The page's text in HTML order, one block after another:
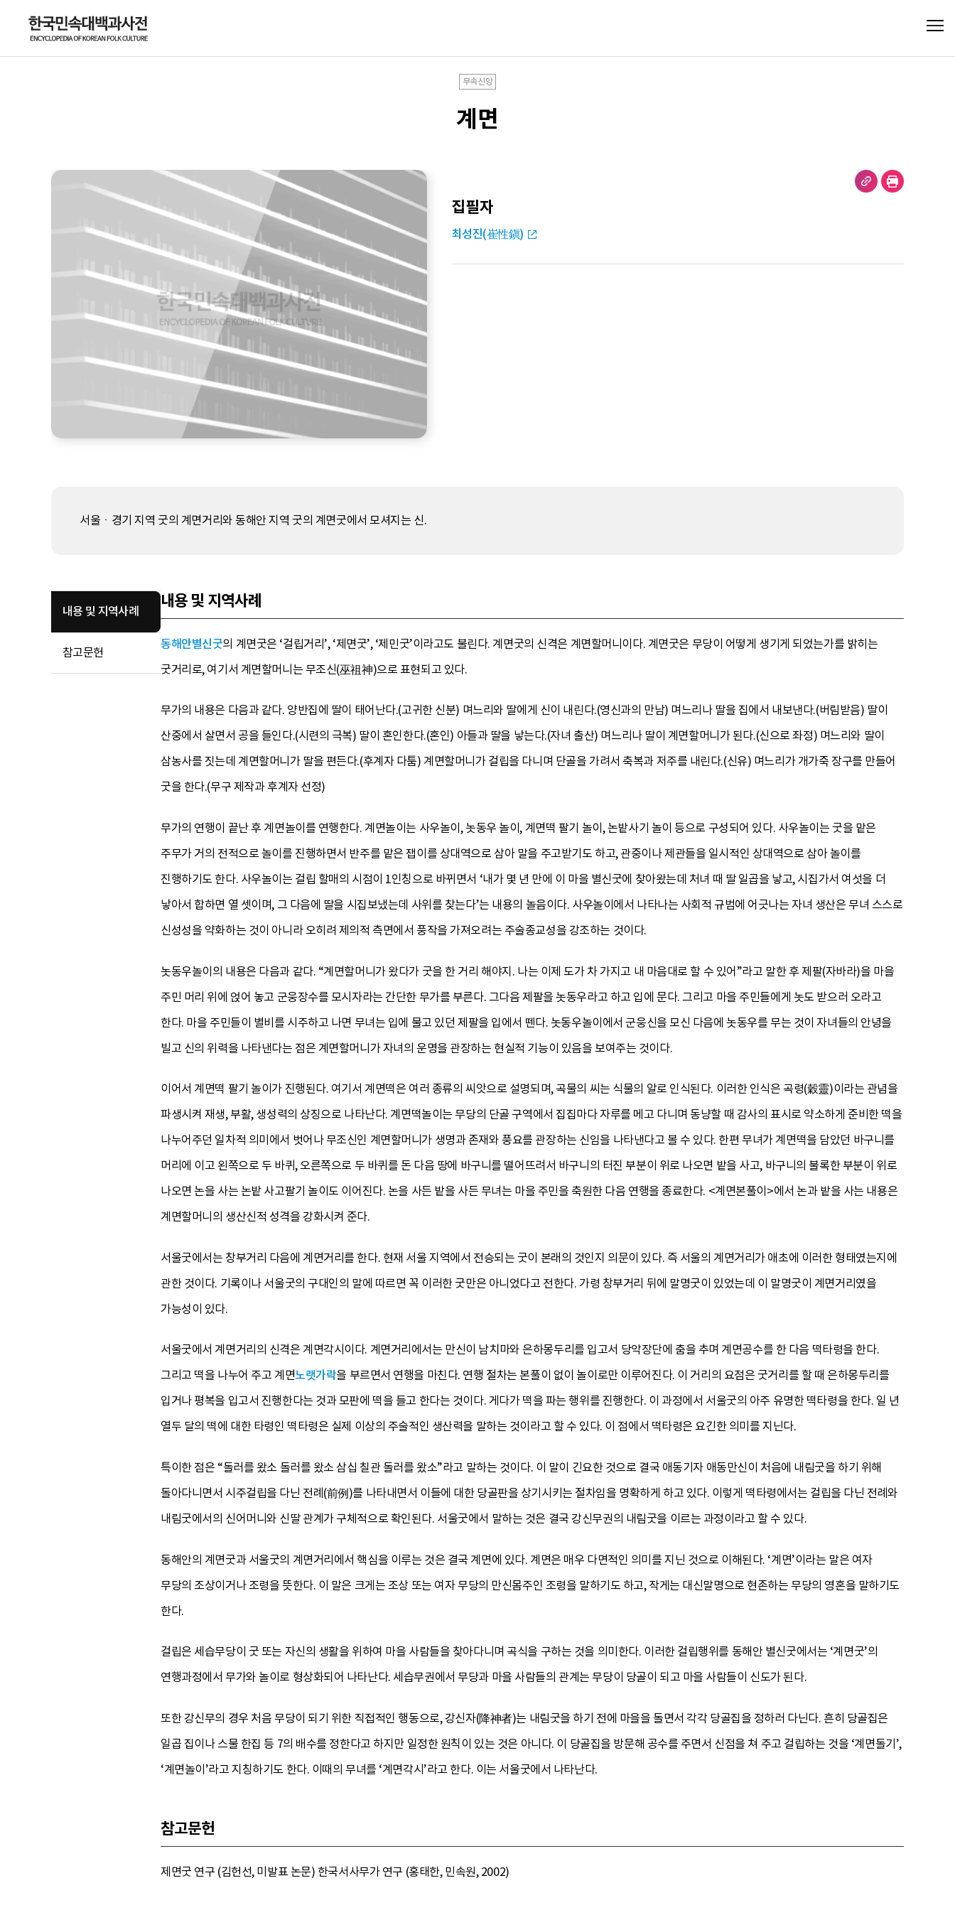
무속신앙
계면
집필자
최성진(崔性鎭)
서울ㆍ경기 지역 굿의 계면거리와 동해안 지역 굿의 계면굿에서 모셔지는 신.
내용 및 지역사례
참고문헌
내용 및 지역사례
동해안별신굿의 계면굿은 ‘걸립거리’, ‘제면굿’, ‘제민굿’이라고도 불린다. 계면굿의 신격은 계면할머니이다. 계면굿은 무당이 어떻게 생기게 되었는가를 밝히는
굿거리로, 여기서 계면할머니는 무조신(巫祖神)으로 표현되고 있다.
무가의 내용은 다음과 같다. 양반집에 딸이 태어난다.(고귀한 신분) 며느리와 딸에게 신이 내린다.(영신과의 만남) 며느리나 딸을 집에서 내보낸다.(버림받음) 딸이
산중에서 살면서 공을 들인다.(시련의 극복) 딸이 혼인한다.(혼인) 아들과 딸을 낳는다.(자녀 출산) 며느리나 딸이 계면할머니가 된다.(신으로 좌정) 며느리와 딸이
삼농사를 짓는데 계면할머니가 딸을 편든다.(후계자 다툼) 계면할머니가 걸립을 다니며 단골을 가려서 축복과 저주를 내린다.(신유) 며느리가 개가죽 장구를 만들어
굿을 한다.(무구 제작과 후계자 선정)
무가의 연행이 끝난 후 계면놀이를 연행한다. 계면놀이는 사우놀이, 놋동우 놀이, 계면떡 팔기 놀이, 논밭사기 놀이 등으로 구성되어 있다. 사우놀이는 굿을 맡은
주무가 거의 전적으로 놀이를 진행하면서 반주를 맡은 잽이를 상대역으로 삼아 말을 주고받기도 하고, 관중이나 제관들을 일시적인 상대역으로 삼아 놀이를
진행하기도 한다. 사우놀이는 걸립 할매의 시점이 1인칭으로 바뀌면서 ‘내가 몇 년 만에 이 마을 별신굿에 찾아왔는데 처녀 때 딸 일곱을 낳고, 시집가서 여섯을 더
낳아서 합하면 열 셋이며, 그 다음에 딸을 시집보냈는데 사위를 찾는다’는 내용의 놀음이다. 사우놀이에서 나타나는 사회적 규범에 어긋나는 자녀 생산은 무녀 스스로
신성성을 약화하는 것이 아니라 오히려 제의적 측면에서 풍작을 가져오려는 주술종교성을 강조하는 것이다.
놋동우놀이의 내용은 다음과 같다. “계면할머니가 왔다가 굿을 한 거리 해야지. 나는 이제 도가 차 가지고 내 마음대로 할 수 있어”라고 말한 후 제팔(자바라)을 마을
주민 머리 위에 얹어 놓고 군웅장수를 모시자라는 간단한 무가를 부른다. 그다음 제팔을 놋동우라고 하고 입에 문다. 그리고 마을 주민들에게 놋도 받으러 오라고
한다. 마을 주민들이 별비를 시주하고 나면 무녀는 입에 물고 있던 제팔을 입에서 뗀다. 놋동우놀이에서 군웅신을 모신 다음에 놋동우를 무는 것이 자녀들의 안녕을
빌고 신의 위력을 나타낸다는 점은 계면할머니가 자녀의 운명을 관장하는 현실적 기능이 있음을 보여주는 것이다.
이어서 계면떡 팔기 놀이가 진행된다. 여기서 계면떡은 여러 종류의 씨앗으로 설명되며, 곡물의 씨는 식물의 알로 인식된다. 이러한 인식은 곡령(穀靈)이라는 관념을
파생시켜 재생, 부활, 생성력의 상징으로 나타난다. 계면떡놀이는 무당의 단골 구역에서 집집마다 자루를 메고 다니며 동냥할 때 감사의 표시로 약소하게 준비한 떡을
나누어주던 일차적 의미에서 벗어나 무조신인 계면할머니가 생명과 존재와 풍요를 관장하는 신임을 나타낸다고 볼 수 있다. 한편 무녀가 계면떡을 담았던 바구니를
머리에 이고 왼쪽으로 두 바퀴, 오른쪽으로 두 바퀴를 돈 다음 땅에 바구니를 떨어뜨려서 바구니의 터진 부분이 위로 나오면 밭을 사고, 바구니의 불록한 부분이 위로
나오면 논을 사는 논밭 사고팔기 놀이도 이어진다. 논을 사든 밭을 사든 무녀는 마을 주민을 축원한 다음 연행을 종료한다. <계면본풀이>에서 논과 밭을 사는 내용은
계면할머니의 생산신적 성격을 강화시켜 준다.
서울굿에서는 창부거리 다음에 계면거리를 한다. 현재 서울 지역에서 전승되는 굿이 본래의 것인지 의문이 있다. 즉 서울의 계면거리가 애초에 이러한 형태였는지에
관한 것이다. 기록이나 서울굿의 구대인의 말에 따르면 꼭 이러한 굿만은 아니었다고 전한다. 가령 창부거리 뒤에 말명굿이 있었는데 이 말명굿이 계면거리였을
가능성이 있다.
서울굿에서 계면거리의 신격은 계면각시이다. 계면거리에서는 만신이 남치마와 은하몽두리를 입고서 당악장단에 춤을 추며 계면공수를 한 다음 떡타령을 한다.
그리고 떡을 나누어 주고 계면노랫가락을 부르면서 연행을 마친다. 연행 절차는 본풀이 없이 놀이로만 이루어진다. 이 거리의 요점은 굿거리를 할 때 은하몽두리를
입거나 평복을 입고서 진행한다는 것과 모판에 떡을 들고 한다는 것이다. 게다가 떡을 파는 행위를 진행한다. 이 과정에서 서울굿의 아주 유명한 떡타령을 한다. 일 년
열두 달의 떡에 대한 타령인 떡타령은 실제 이상의 주술적인 생산력을 말하는 것이라고 할 수 있다. 이 점에서 떡타령은 요긴한 의미를 지닌다.
특이한 점은 “돌러를 왔소 돌러를 왔소 삼십 칠관 돌러를 왔소”라고 말하는 것이다. 이 말이 긴요한 것으로 결국 애동기자 애동만신이 처음에 내림굿을 하기 위해
돌아다니면서 시주걸립을 다닌 전례(前例)를 나타내면서 이들에 대한 당골판을 상기시키는 절차임을 명확하게 하고 있다. 이렇게 떡타령에서는 걸립을 다닌 전례와
내림굿에서의 신어머니와 신딸 관계가 구체적으로 확인된다. 서울굿에서 말하는 것은 결국 강신무권의 내림굿을 이르는 과정이라고 할 수 있다.
동해안의 계면굿과 서울굿의 계면거리에서 핵심을 이루는 것은 결국 계면에 있다. 계면은 매우 다면적인 의미를 지닌 것으로 이해된다. ‘계면’이라는 말은 여자
무당의 조상이거나 조령을 뜻한다. 이 말은 크게는 조상 또는 여자 무당의 만신몸주인 조령을 말하기도 하고, 작게는 대신말명으로 현존하는 무당의 영혼을 말하기도
한다.
걸립은 세습무당이 굿 또는 자신의 생활을 위하여 마을 사람들을 찾아다니며 곡식을 구하는 것을 의미한다. 이러한 걸립행위를 동해안 별신굿에서는 ‘계면굿’의
연행과정에서 무가와 놀이로 형상화되어 나타난다. 세습무권에서 무당과 마을 사람들의 관계는 무당이 당골이 되고 마을 사람들이 신도가 된다.
또한 강신무의 경우 처음 무당이 되기 위한 직접적인 행동으로, 강신자(降神者)는 내림굿을 하기 전에 마을을 돌면서 각각 당골집을 정하러 다닌다. 흔히 당골집은
일곱 집이나 스물 한집 등 7의 배수를 정한다고 하지만 일정한 원칙이 있는 것은 아니다. 이 당골집을 방문해 공수를 주면서 신점을 쳐 주고 걸립하는 것을 ‘계면돌기’,
‘계면놀이’라고 지칭하기도 한다. 이때의 무녀를 ‘계면각시’라고 한다. 이는 서울굿에서 나타난다.
참고문헌
제면굿 연구 (김헌선, 미발표 논문) 한국서사무가 연구 (홍태한, 민속원, 2002)